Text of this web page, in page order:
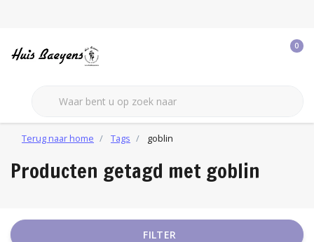
0
Terug naar home Tags goblin
Producten getagd met goblin
FILTER